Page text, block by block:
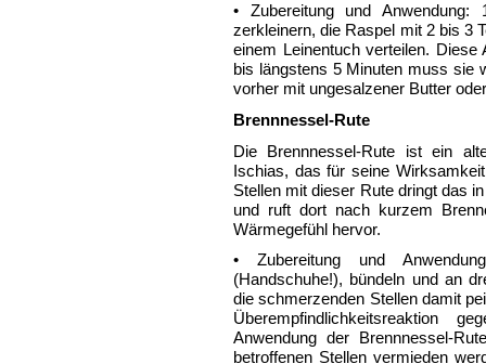
• Zubereitung und
zerkleinern, die Raspel mit 2 bis 3
einem Leinentuch verteilen.
bis längstens 5 Minuten muss sie
vorher mit ungesalzener Butter
Brennnessel-Rute
Die Brennnessel-Rute ist ein
Ischias, das für seine
Stellen mit dieser Rute dringt das
und ruft dort nach kurzem
Wärmegefühl hervor.
• Zubereitung und
(Handschuhe!), bündeln und an
die schmerzenden Stellen damit
Überempfindlichkeitsreaktion
Anwendung der Brennnessel-
betroffenen Stellen vermieden